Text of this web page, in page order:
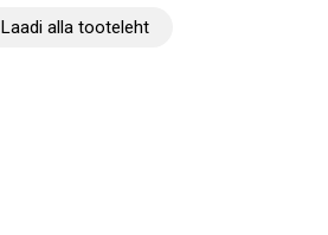
Laadi alla tooteleht